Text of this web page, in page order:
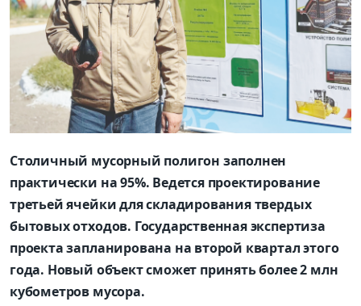
Столичный мусорный полигон заполнен
практически на 95%. Ведется проектирование
третьей ячейки для складирования твердых
бытовых отходов. Государственная экспертиза
проекта запланирована на второй квартал этого
года. Новый объект сможет принять более 2 млн
кубометров мусора.